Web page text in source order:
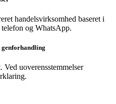
handelsvirksomhed baseret i
og WhatsApp.
genforhandling
uoverensstemmelser